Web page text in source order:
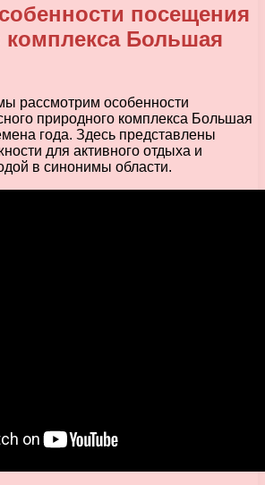
посещения
комплекса Большая
рассмотрим особенности
природного комплекса Большая
года. Здесь представлены
для активного отдыха и
в синонимы области.